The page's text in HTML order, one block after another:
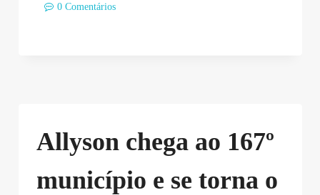
0 Comentários
Allyson chega ao 167º
município e se torna o